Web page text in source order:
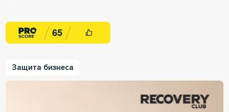
65
Защита бизнеса